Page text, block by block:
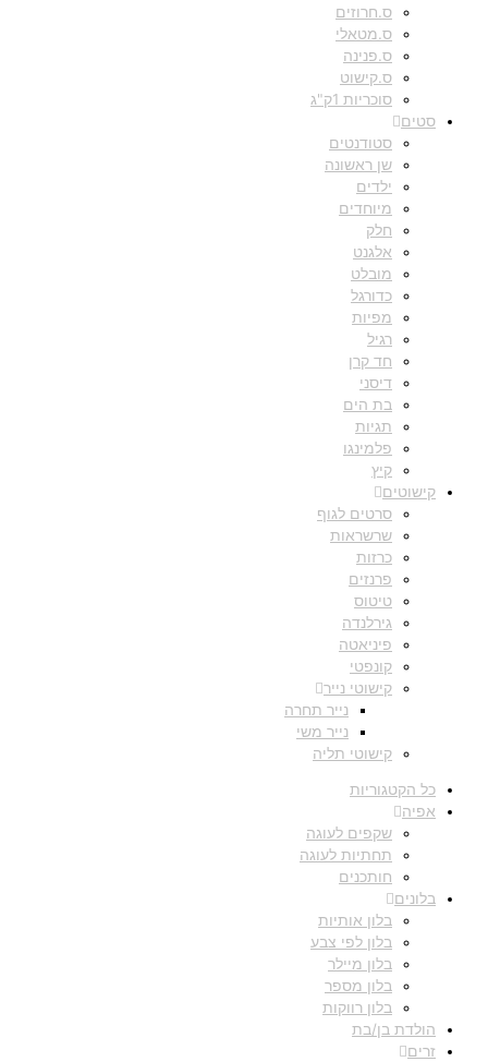
ס.חרוזים
ס.מטאלי
ס.פנינה
ס.קישוט
סוכריות 1ק"ג
סטים
סטודנטים
שן ראשונה
ילדים
מיוחדים
חלק
אלגנט
מובלט
כדורגל
מפיות
רגיל
חד קרן
דיסני
בת הים
תגיות
פלמינגו
קיץ
קישוטים
סרטים לגוף
שרשראות
כרזות
פרנזים
טיטוס
גירלנדה
פיניאטה
קונפטי
קישוטי נייר
נייר תחרה
נייר משי
קישוטי תליה
כל הקטגוריות
אפיה
שקפים לעוגה
תחתיות לעוגה
חותכנים
בלונים
בלון אותיות
בלון לפי צבע
בלון מיילר
בלון מספר
בלון רווקות
הולדת בן/בת
זרים